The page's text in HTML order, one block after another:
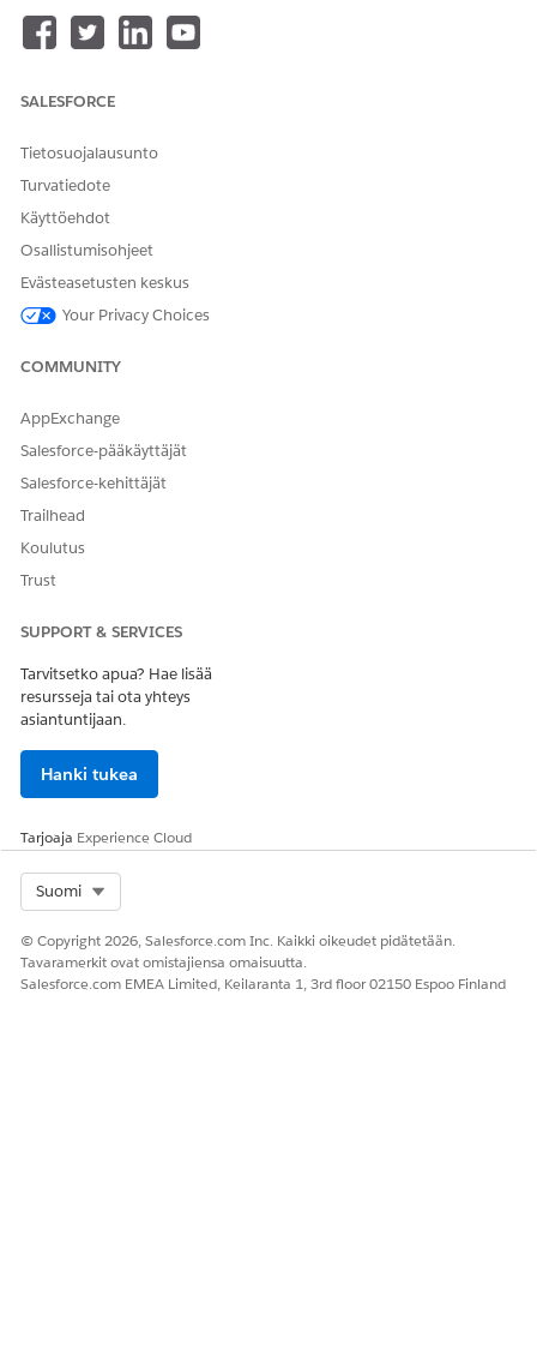
Valitse hammasrataskuvakkeesta
Odota muutaman sekunnin päästäksesi Myyntiputken
Valitse myyntimetodologia Valitse metodologia -ikkunasta.
Voit aktivoida vain yhden metodologian kerralla, joten
valitse liiketoimintatarpeisiisi sopiva metodologia. Voit
mukauttaa käyttövalmista metodologiamallia tai luoda
NapsautaTarkastele
KATSO MYÖS:
Salesforce-ohje: Agentforce Pipeline Management -
sovelluksen määrittäminen
SALESFORCE
Tietosuojalausunto
Turvatiedote
Käyttöehdot
Osallistumisohjeet
Evästeasetusten keskus
Your Privacy Choices
COMMUNITY
AppExchange
Salesforce-pääkäyttäjät
Salesforce-kehittäjät
Trailhead
Koulutus
Trust
SUPPORT & SERVICES
Tarvitsetko apua? Hae lisää
resursseja tai ota yhteys
asiantuntijaan.
Hanki tukea
Tarjoaja Experience Cloud
Suomi
© Copyright 2026, Salesforce.com Inc. Kaikki oikeudet pidätetään.
Tavaramerkit ovat omistajiensa omaisuutta.
Salesforce.com EMEA Limited, Keilaranta 1, 3rd floor 02150 Espoo Finland